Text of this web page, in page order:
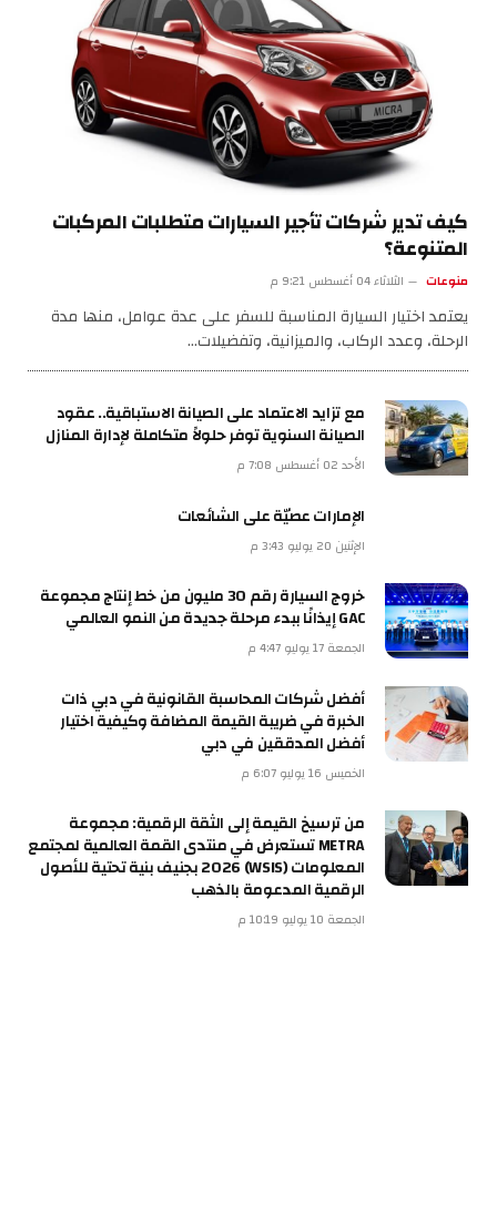
كيف تدير شركات تأجير السيارات متطلبات المركبات
المتنوعة؟
منوعات الثلاثاء 04 أغسطس 9:21 م
يعتمد اختيار السيارة المناسبة للسفر على عدة عوامل، منها مدة
الرحلة، وعدد الركاب، والميزانية، وتفضيلات…
مع تزايد الاعتماد على الصيانة الاستباقية.. عقود
الصيانة السنوية توفر حلولاً متكاملة لإدارة المنازل
الأحد 02 أغسطس 7:08 م
الإمارات عصيّة على الشائعات
الإثنين 20 يوليو 3:43 م
خروج السيارة رقم 30 مليون من خط إنتاج مجموعة
GAC إيذانًا ببدء مرحلة جديدة من النمو العالمي
الجمعة 17 يوليو 4:47 م
أفضل شركات المحاسبة القانونية في دبي ذات
الخبرة في ضريبة القيمة المضافة وكيفية اختيار
أفضل المدققين في دبي
الخميس 16 يوليو 6:07 م
من ترسيخ القيمة إلى الثقة الرقمية: مجموعة
METRA تستعرض في منتدى القمة العالمية لمجتمع
المعلومات (WSIS) 2026 بجنيف بنية تحتية للأصول
الرقمية المدعومة بالذهب
الجمعة 10 يوليو 10:19 م